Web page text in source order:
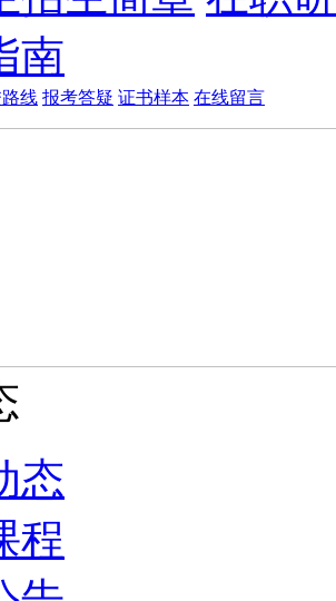
南
线 报考答疑 证书样本 在线留言
态
程